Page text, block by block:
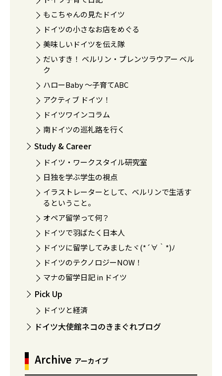
もこちゃんの見たドイツ
ドイツの小さなお店をめぐる
美味しいドイツを伝え隊
だいすき！ ベルリン・プレンツラウアー ベル
ク
ハローBaby 〜子育てABC
アクティブ ドイツ！
ドイツワインコラム
南ドイツの巡礼路を行く
Study & Career
ドイツ・ワークスタイル研究室
日独を学ぶ学生の視点
イラストレーターとして、ベルリンで生活す
るということ。
オペア留学って何？
ドイツで羽ばたく日本人
ドイツに留学してみましたヾ(*´∀｀*)ﾉ
ドイツのテクノロジーNOW！
マナの留学日記 in ドイツ
Pick Up
ドイツと経済
ドイツ大使館ネコのきまぐれブログ
Archive アーカイブ